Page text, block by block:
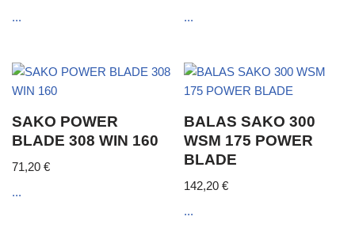
...
...
SAKO POWER
BLADE 308 WIN 160
71,20 €
...
BALAS SAKO 300
WSM 175 POWER
BLADE
142,20€
...